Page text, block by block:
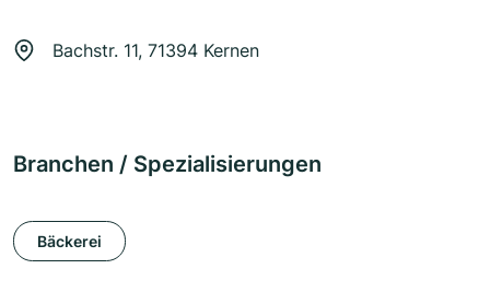
Bachstr. 11, 71394 Kernen
Branchen / Spezialisierungen
Bäckerei